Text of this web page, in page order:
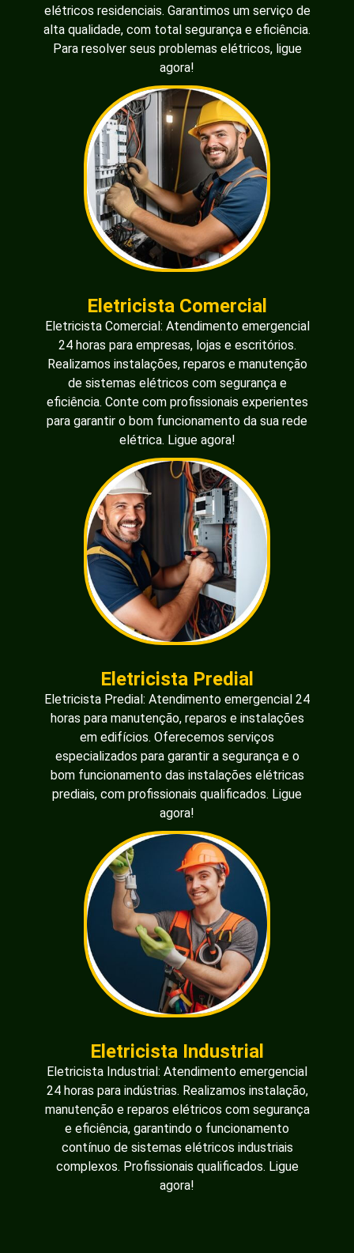
elétricos residenciais. Garantimos um serviço de
alta qualidade, com total segurança e eficiência.
Para resolver seus problemas elétricos, ligue
agora!
Eletricista Comercial
Eletricista Comercial: Atendimento emergencial
24 horas para empresas, lojas e escritórios.
Realizamos instalações, reparos e manutenção
de sistemas elétricos com segurança e
eficiência. Conte com profissionais experientes
para garantir o bom funcionamento da sua rede
elétrica. Ligue agora!
Eletricista Predial
Eletricista Predial: Atendimento emergencial 24
horas para manutenção, reparos e instalações
em edifícios. Oferecemos serviços
especializados para garantir a segurança e o
bom funcionamento das instalações elétricas
prediais, com profissionais qualificados. Ligue
agora!
Eletricista Industrial
Eletricista Industrial: Atendimento emergencial
24 horas para indústrias. Realizamos instalação,
manutenção e reparos elétricos com segurança
e eficiência, garantindo o funcionamento
contínuo de sistemas elétricos industriais
complexos. Profissionais qualificados. Ligue
agora!